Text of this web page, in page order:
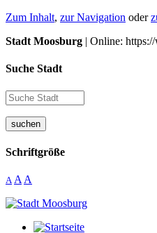
Zum Inhalt, zur Navigation oder
Stadt Moosburg | Online:
Suche Stadt
suchen
Schriftgröße
A A A